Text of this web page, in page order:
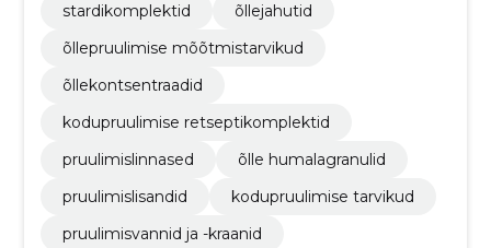
stardikomplektid
õllejahutid
õllepruulimise mõõtmistarvikud
õllekontsentraadid
kodupruulimise retseptikomplektid
pruulimislinnased
õlle humalagranulid
pruulimislisandid
kodupruulimise tarvikud
pruulimisvannid ja -kraanid